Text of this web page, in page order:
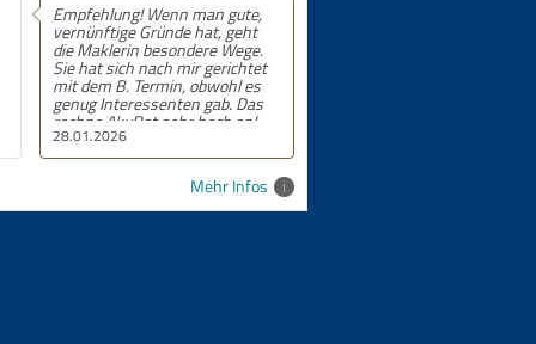
24.09.2025
Empfehlung! 5 von 5 Sternen.
Mehr Infos